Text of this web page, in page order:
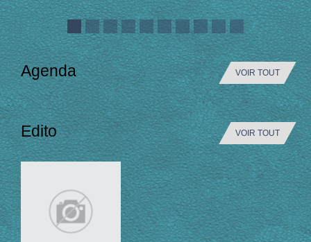
Agenda VOIR TOUT
Edito VOIR TOUT